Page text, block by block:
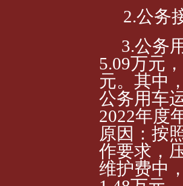
2.公务
3.公务
5.09万元
元。其中
公务用车
2022年度
原因：按
作要求，
维护费中